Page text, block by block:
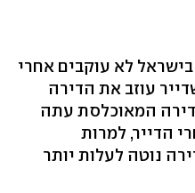
לא עוקבים אחרי
עוזב את הדירה
המאוכלסת עתה
הדייר, למרות
נוטה לעלות יותר